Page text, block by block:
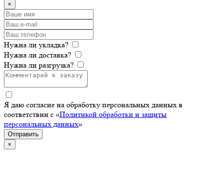
×
Нужна ли укладка?
Нужна ли доставка?
Нужна ли разгрузка?
Я даю согласие на обработку персональных данных в
соответствии с «Политикой обработки и защиты
персональных данных»
Отправить
×